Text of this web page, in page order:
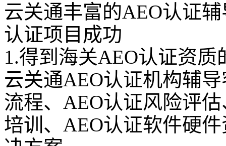
云关通丰富的AEO认证
认证项目成功
1.得到海关AEO认证资
云关通AEO认证机构辅
流程、AEO认证风险评估
培训、AEO认证软件硬